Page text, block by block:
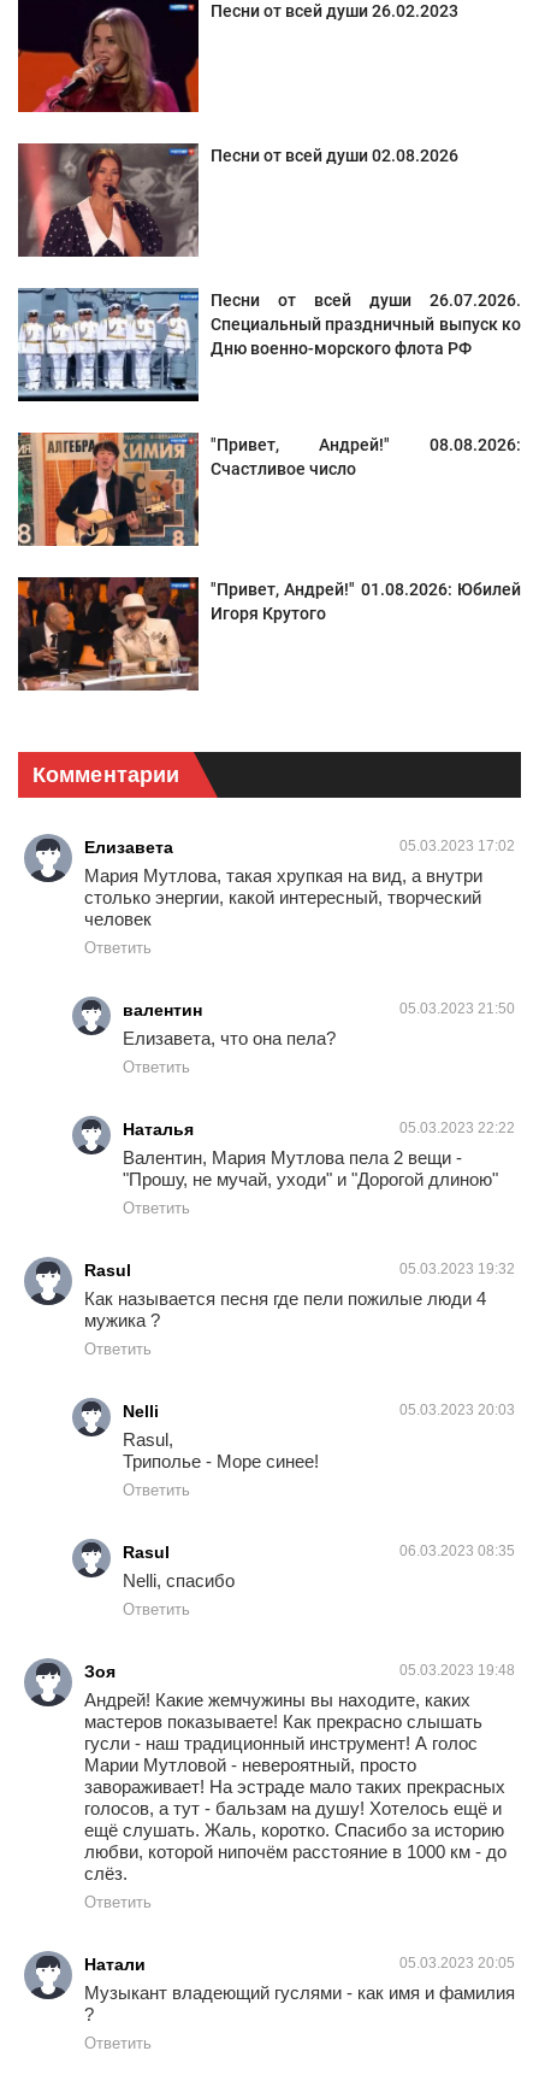
Песни от всей души 26.02.2023
Песни от всей души 02.08.2026
Песни от всей души 26.07.2026.
Специальный праздничный выпуск ко
Дню военно-морского флота РФ
"Привет, Андрей!" 08.08.2026:
Счастливое число
"Привет, Андрей!" 01.08.2026: Юбилей
Игоря Крутого
Комментарии
Елизавета 05.03.2023 17:02
Мария Мутлова, такая хрупкая на вид, а внутри
столько энергии, какой интересный, творческий
человек
Ответить
валентин 05.03.2023 21:50
Елизавета, что она пела?
Ответить
Наталья 05.03.2023 22:22
Валентин, Мария Мутлова пела 2 вещи -
"Прошу, не мучай, уходи" и "Дорогой длиною"
Ответить
Rasul 05.03.2023 19:32
Как называется песня где пели пожилые люди 4
мужика ?
Ответить
Nelli 05.03.2023 20:03
Rasul,
Триполье - Море синее!
Ответить
Rasul 06.03.2023 08:35
Nelli, спасибо
Ответить
Зоя 05.03.2023 19:48
Андрей! Какие жемчужины вы находите, каких
мастеров показываете! Как прекрасно слышать
гусли - наш традиционный инструмент! А голос
Марии Мутловой - невероятный, просто
завораживает! На эстраде мало таких прекрасных
голосов, а тут - бальзам на душу! Хотелось ещё и
ещё слушать. Жаль, коротко. Спасибо за историю
любви, которой нипочём расстояние в 1000 км - до
слëз.
Ответить
Натали 05.03.2023 20:05
Музыкант владеющий гуслями - как имя и фамилия
?
Ответить